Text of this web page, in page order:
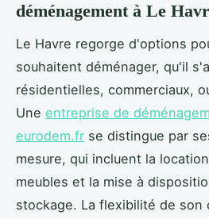
déménagement à Le
Le Havre regorge d'options
souhaitent déménager, qu'il
résidentielles, commerciaux,
Une entreprise de
eurodem.fr se distingue par
mesure, qui incluent la
meubles et la mise à
stockage. La flexibilité de son